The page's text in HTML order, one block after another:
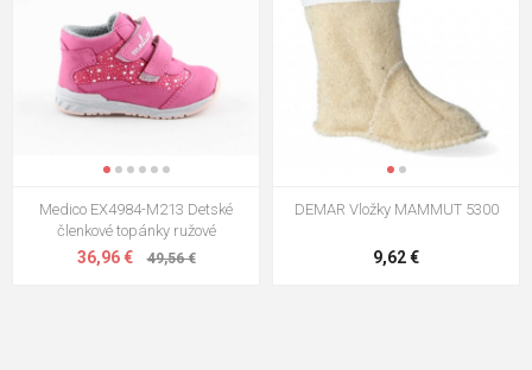
Medico EX4984-M213 Detské
členkové topánky ružové
36,96 € 49,56 €
DEMAR Vložky MAMMUT 5300
9,62 €